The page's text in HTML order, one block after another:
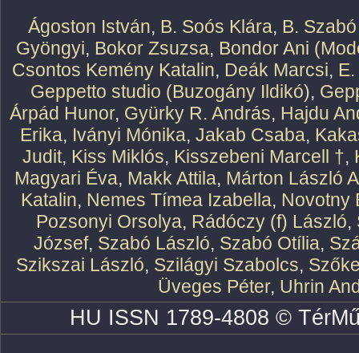
Ágoston István, B. Soós Klára, B.
Gyöngyi, Bokor Zsuzsa, Bondor Ani
Csontos Kemény Katalin, Deák Marcsi,
Geppetto studio (Buzogány Ildikó),
Árpád Hunor, Gyürky R. András, Hajdu
Erika, Iványi Mónika, Jakab Csaba,
Judit, Kiss Miklós, Kisszebeni Marcell †,
Magyari Éva, Makk Attila, Márton László
Katalin, Nemes Tímea Izabella, Novotny
Pozsonyi Orsolya, Rádóczy (f) László,
József, Szabó László, Szabó Otília,
Szikszai László, Szilágyi Szabolcs,
Üveges Péter, Uhrin
HU ISSN 1789-4808 ©